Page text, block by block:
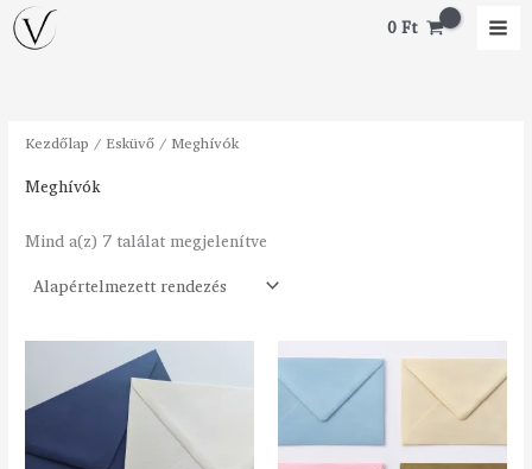
Skip
0Ft
MM
Kezdőlap / Esküvő/ Meghívók
Meghívók
Mind a(z) 7 találat megjelenítve